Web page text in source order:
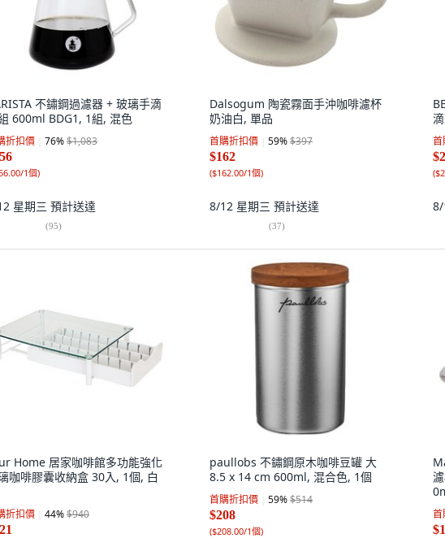
不鏽鋼過濾器 + 玻璃手滴
600ml BDG1, 1組, 混色
折扣價 76%$1,083
1個)
星期三 預計送達
(95)
Dalsogum 陶瓷霧面手沖咖啡濾杯
奶油白, 單品
首購折扣價 59%$397
$162
($162.00/1個)
8/12 星期三 預計送達
(37)
首
(
8/
Home 居家咖啡館多功能強化
咖啡膠囊收納盒 30入, 1個, 白
折扣價 44%$940
paullobs 不鏽鋼原木咖啡豆罐 大
8.5 x 14 cm 600ml, 混合色, 1個
首購折扣價 59%$514
$208
($208.00/1個)
首